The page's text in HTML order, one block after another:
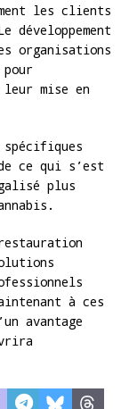
les clients
organisations
leur mise en
ce qui s’est
plus
à ces
avantage